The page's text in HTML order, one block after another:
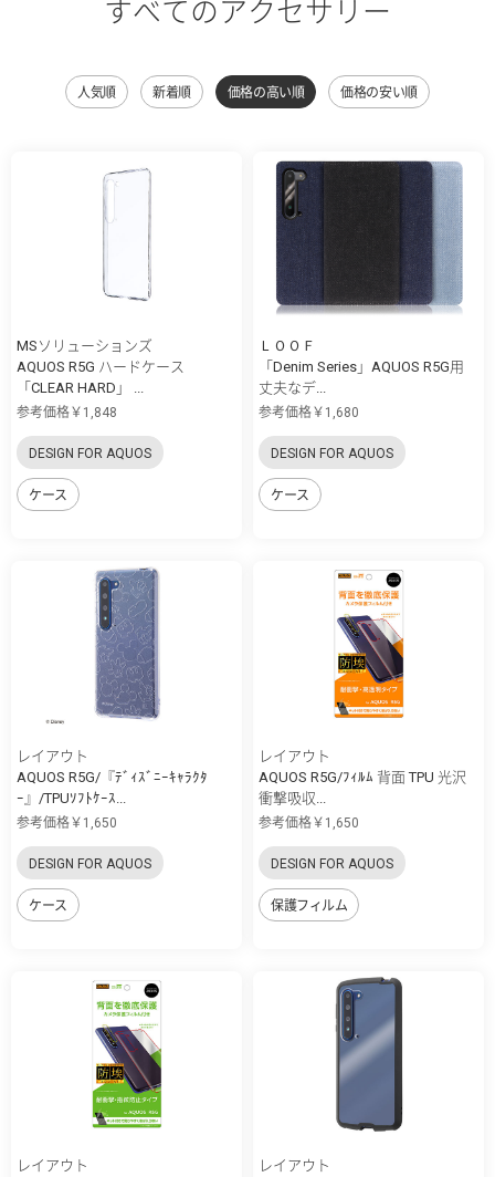
すべてのアクセサリー
人気順 新着順 価格の高い順 価格の安い順
MSソリューションズ
AQUOS R5G ハードケース
「CLEAR HARD」 ...
参考価格￥1,848
DESIGN FOR AQUOS
ケース
ＬＯＯＦ
「Denim Series」AQUOS R5G用
丈夫なデ...
参考価格￥1,680
DESIGN FOR AQUOS
ケース
レイアウト
AQUOS R5G/『ﾃﾞｨｽﾞﾆｰｷｬﾗｸﾀ
ｰ』/TPUｿﾌﾄｹｰｽ...
参考価格￥1,650
DESIGN FOR AQUOS
ケース
レイアウト
AQUOS R5G/ﾌｨﾙﾑ 背面 TPU 光沢
衝撃吸収...
参考価格￥1,650
DESIGN FOR AQUOS
保護フィルム
レイアウト レイアウト